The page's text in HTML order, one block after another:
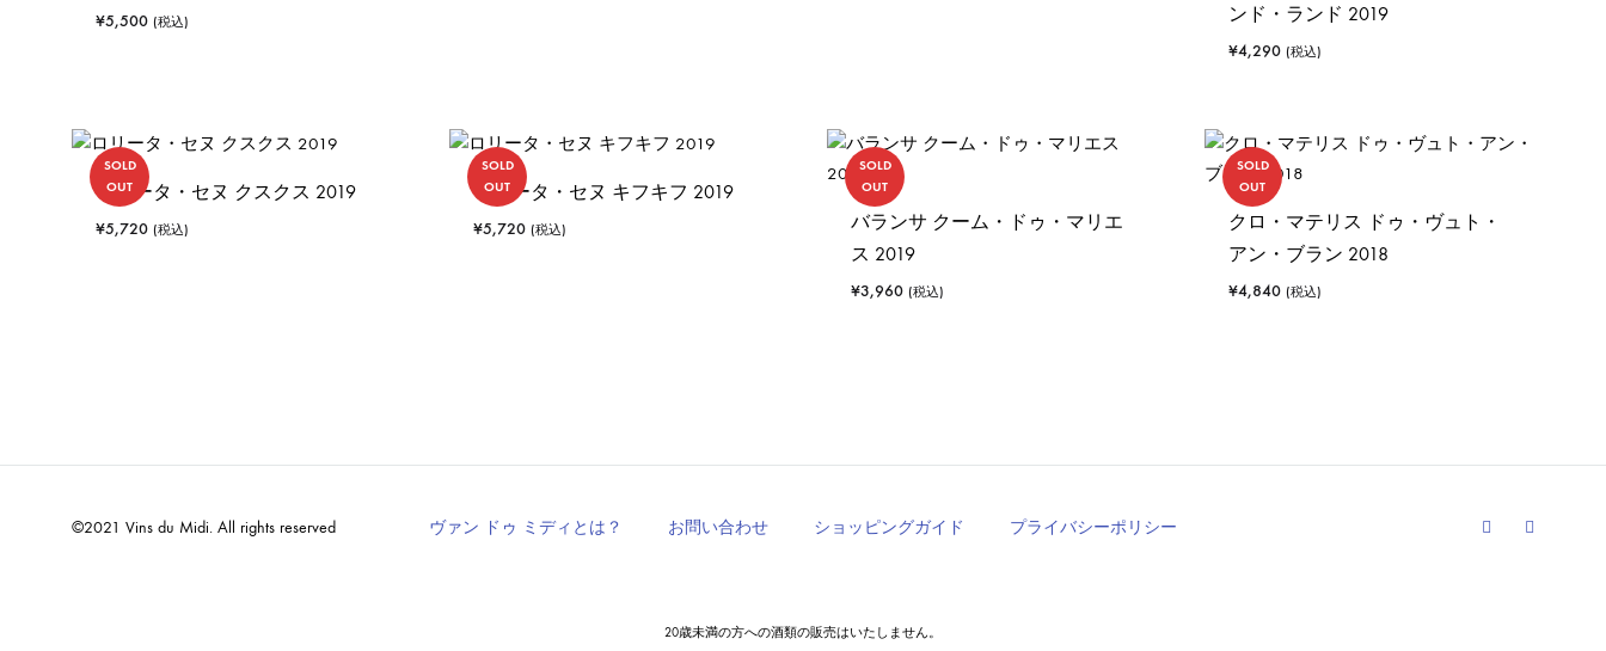
¥5,500 (税込)
ンド・ランド 2019
¥4,290 (税込)
SOLD
OUT
ロリータ・セヌ クスクス 2019
¥5,720 (税込)
SOLD
OUT
ロリータ・セヌ キフキフ 2019
¥5,720 (税込)
SOLD
OUT
バランサ クーム・ドゥ・マリエ
ス 2019
¥3,960 (税込)
SOLD
OUT
クロ・マテリス ドゥ・ヴュト・
アン・ブラン 2018
¥4,840 (税込)
©2021 Vins du Midi. All rights reserved ヴァン ドゥ ミディとは？ お問い合わせ ショッピングガイド プライバシーポリシー Facebook
20歳未満の方への酒類の販売はいたしません。